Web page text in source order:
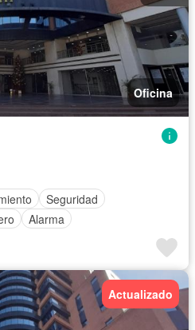
Oficina
Seguridad
Alarma
Actualizado